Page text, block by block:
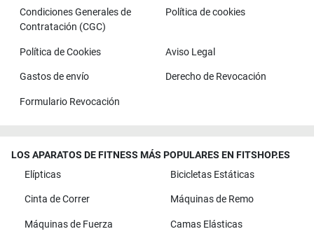
Condiciones Generales de
Contratación (CGC)
Política de cookies
Política de Cookies Aviso Legal
Gastos de envío Derecho de Revocación
Formulario Revocación
LOS APARATOS DE FITNESS MÁS POPULARES EN FITSHOP.ES
Elípticas
Bicicletas Estáticas
Cinta de Correr Máquinas de Remo
Máquinas de Fuerza Camas Elásticas